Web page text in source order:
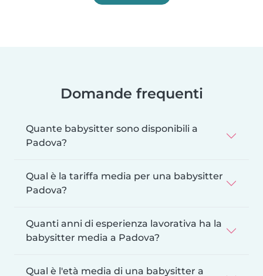
Domande frequenti
Quante babysitter sono disponibili a
Padova?
Qual è la tariffa media per una babysitter
Padova?
Quanti anni di esperienza lavorativa ha la
babysitter media a Padova?
Qual è l'età media di una babysitter a